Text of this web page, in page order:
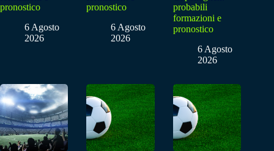
pronostico
6 Agosto
2026
pronostico
6 Agosto
2026
probabili
formazioni e
pronostico
6 Agosto
2026